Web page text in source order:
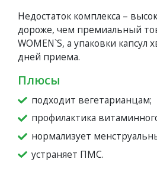
Недостаток комплекса –
дороже, чем премиальный
WOMEN`S, а упаковки капсул
дней приема.
Плюсы
подходит вегетарианцам;
профилактика
нормализует
устраняет ПМС.